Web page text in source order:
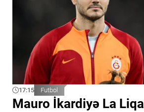
17:15 Futbol
Mauro İkardiyə La